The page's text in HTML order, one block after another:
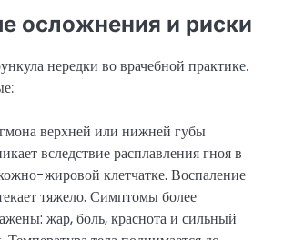
осложнения и риски
нередки во врачебной практике.
верхней или нижней губы
вследствие расплавления гноя в
жировой клетчатке. Воспаление
тяжело. Симптомы более
жар, боль, краснота и сильный